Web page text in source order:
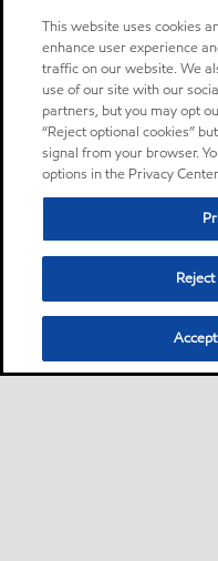
This website uses cookies
enhance user experience
traffic on our website. We
use of our site with our
partners, but you may opt
“Reject optional cookies”
signal from your browser.
options in the Privacy Center.